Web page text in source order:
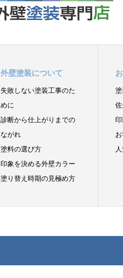
外壁塗装について
失敗しない塗装工事のた
めに
診断から仕上がりまでの
ながれ
塗料の選び方
印象を決める外壁カラー
塗り替え時期の見極め方